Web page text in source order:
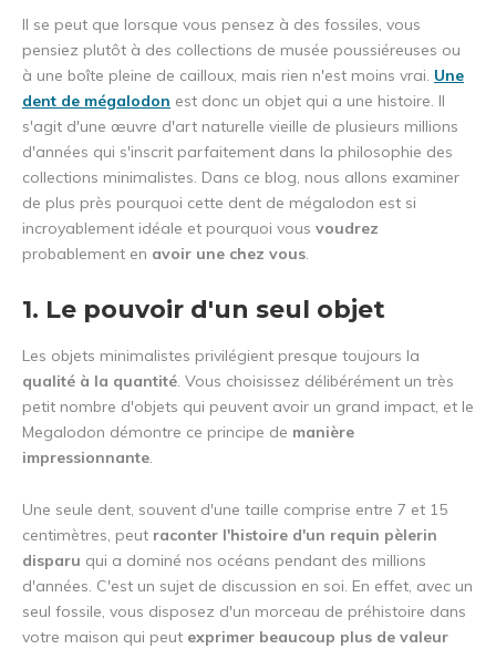
Il se peut que lorsque vous pensez à des fossiles, vous
pensiez plutôt à des collections de musée poussiéreuses ou
à une boîte pleine de cailloux, mais rien n'est moins vrai. Une
dent de mégalodon est donc un objet qui a une histoire. Il
s'agit d'une œuvre d'art naturelle vieille de plusieurs millions
d'années qui s'inscrit parfaitement dans la philosophie des
collections minimalistes. Dans ce blog, nous allons examiner
de plus près pourquoi cette dent de mégalodon est si
incroyablement idéale et pourquoi vous voudrez
probablement en avoir une chez vous.
1. Le pouvoir d'un seul objet
Les objets minimalistes privilégient presque toujours la
qualité à la quantité. Vous choisissez délibérément un très
petit nombre d'objets qui peuvent avoir un grand impact, et le
Megalodon démontre ce principe de manière
impressionnante.
Une seule dent, souvent d'une taille comprise entre 7 et 15
centimètres, peut raconter l'histoire d'un requin pèlerin
disparu qui a dominé nos océans pendant des millions
d'années. C'est un sujet de discussion en soi. En effet, avec un
seul fossile, vous disposez d'un morceau de préhistoire dans
votre maison qui peut exprimer beaucoup plus de valeur